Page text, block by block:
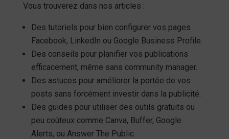
Vous trouverez dans nos articles :
Des tutoriels pour bien configurer vos pages
Facebook, LinkedIn ou Google Business Profile.
Des conseils pour planifier vos publications
efficacement, même sans community manager.
Des astuces pour améliorer la portée de vos
posts sans forcément investir dans la publicité.
Des guides pour utiliser des outils gratuits ou
peu coûteux comme Canva, Buffer, Google
Alerts, ou Answer The Public.